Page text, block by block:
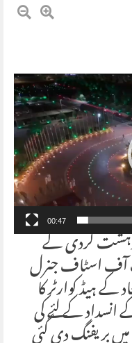
00:47
دہشت گردی کے
آف اسٹاف جنرل
ہیڈ کوارٹر کا
کے لئے کی